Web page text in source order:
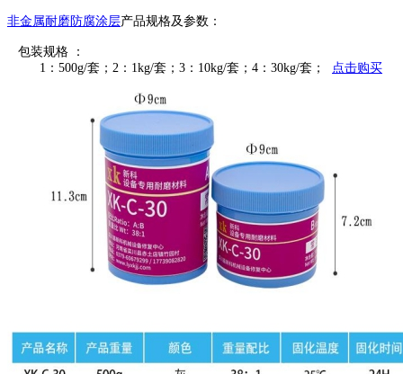
非金属耐磨防腐涂层产品规格及参数：
包装规格 ：
1：500g/套；2：1kg/套；3：10kg/套；4：30kg/套；
点击购买